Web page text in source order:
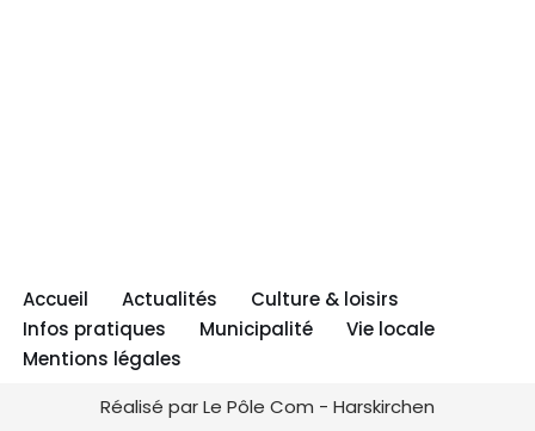
Accueil Actualités
Culture & loisirs
Infos pratiques
Municipalité
Vie locale
Mentions légales
Réalisé par Le Pôle Com - Harskirchen